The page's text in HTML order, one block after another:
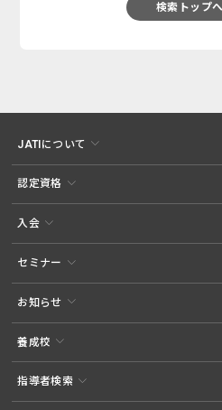
検索トップ
JATIについて
認定資格
入会
セミナー
お知らせ
養成校
指導者検索